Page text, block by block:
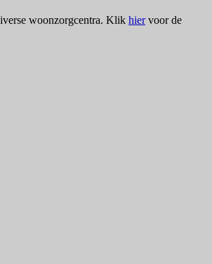
woonzorgcentra. Klik hiervoor de